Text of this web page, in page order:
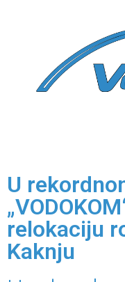
U
relokaciju
Kaknju